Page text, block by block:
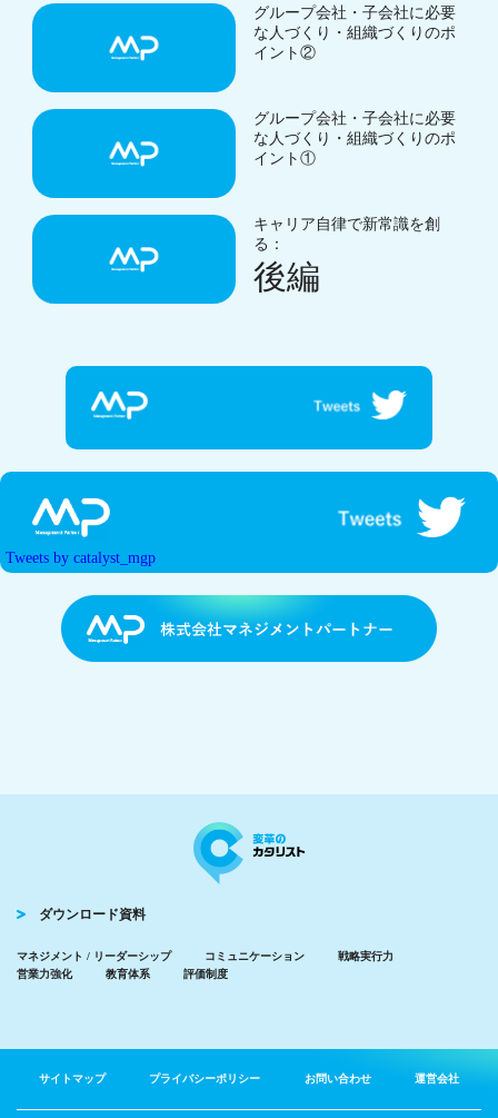
グループ会社・子会社に必要
な人づくり・組織づくりのポ
イント②
グループ会社・子会社に必要
な人づくり・組織づくりのポ
イント①
キャリア自律で新常識を創
る：
後編
Tweets by catalyst_mgp
ダウンロード資料
マネジメント / リーダーシップ コミュニケーション
戦略実行力
営業力強化
教育体系 評価制度
サイトマップ プライバシーポリシー お問い合わせ 運営会社